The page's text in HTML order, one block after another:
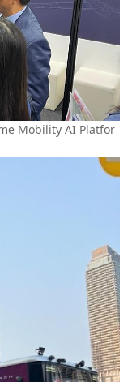
Mobility AI Platfor